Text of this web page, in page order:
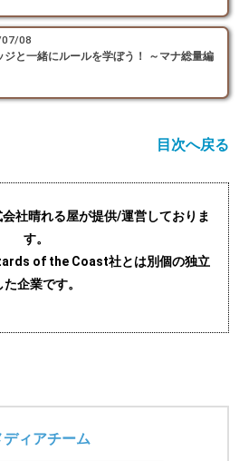
08
ジと一緒にルールを学ぼう！ ～マナ総量編
目次へ戻る
社晴れる屋が提供/運営しておりま
す。
of the Coast社とは別個の独立
た企業です。
ィアチーム